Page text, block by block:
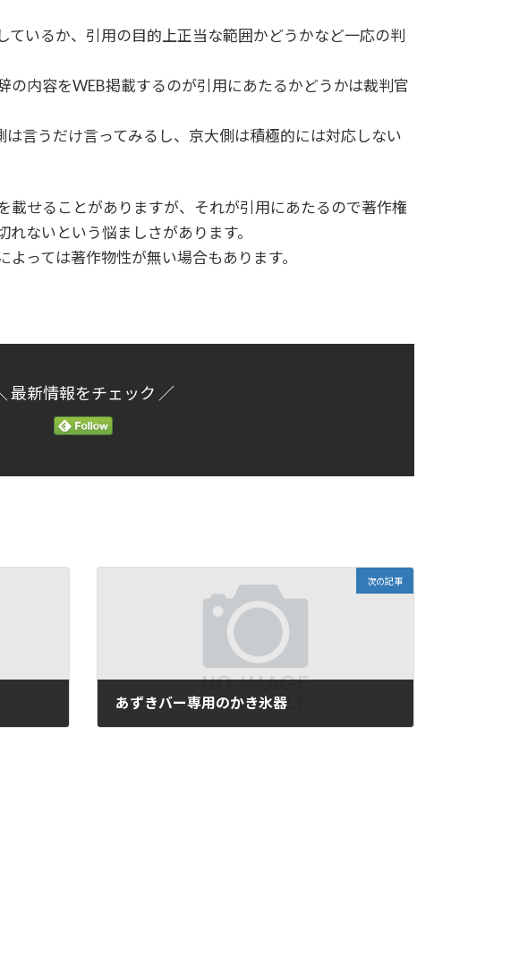
ているか、引用の目的上正当な範囲かどうかなど一応の判
の内容をWEB掲載するのが引用にあたるかどうかは裁判官
言うだけ言ってみるし、京大側は積極的には対応しない
載せることがありますが、それが引用にあたるので著作権
ないという悩ましさがあります。
っては著作物性が無い場合もあります。
最新情報をチェック ／
次の記事
あずきバー専用のかき氷器